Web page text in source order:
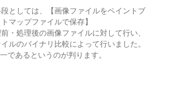
としては、【画像ファイルをペイントブ
マップファイルで保存】
・処理後の画像ファイルに対して行い、
ルのバイナリ比較によって行いました。
であるというのが判ります。